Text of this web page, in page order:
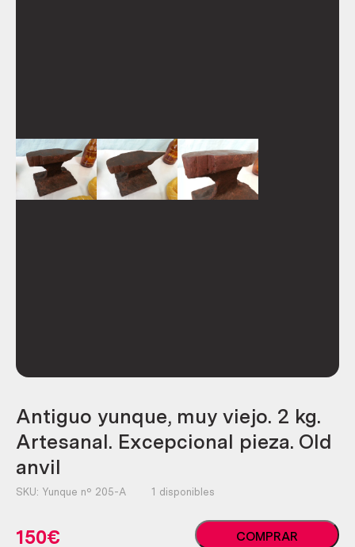
Antiguo yunque, muy viejo. 2 kg.
Artesanal. Excepcional pieza. Old
anvil
SKU: Yunque nº 205-A 1 disponibles
150€
Antiguo
COMPRAR